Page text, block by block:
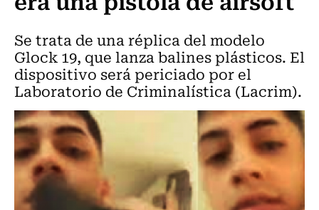
Se trata de una réplica del modelo
Glock 19, que lanza balines plásticos. El
dispositivo será periciado por el
Laboratorio de Criminalística (Lacrim).